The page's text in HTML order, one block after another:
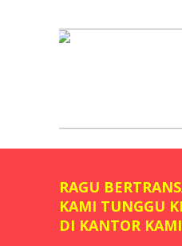
RAGU
KAMI TUNGGU
DI KANTOR KAMI